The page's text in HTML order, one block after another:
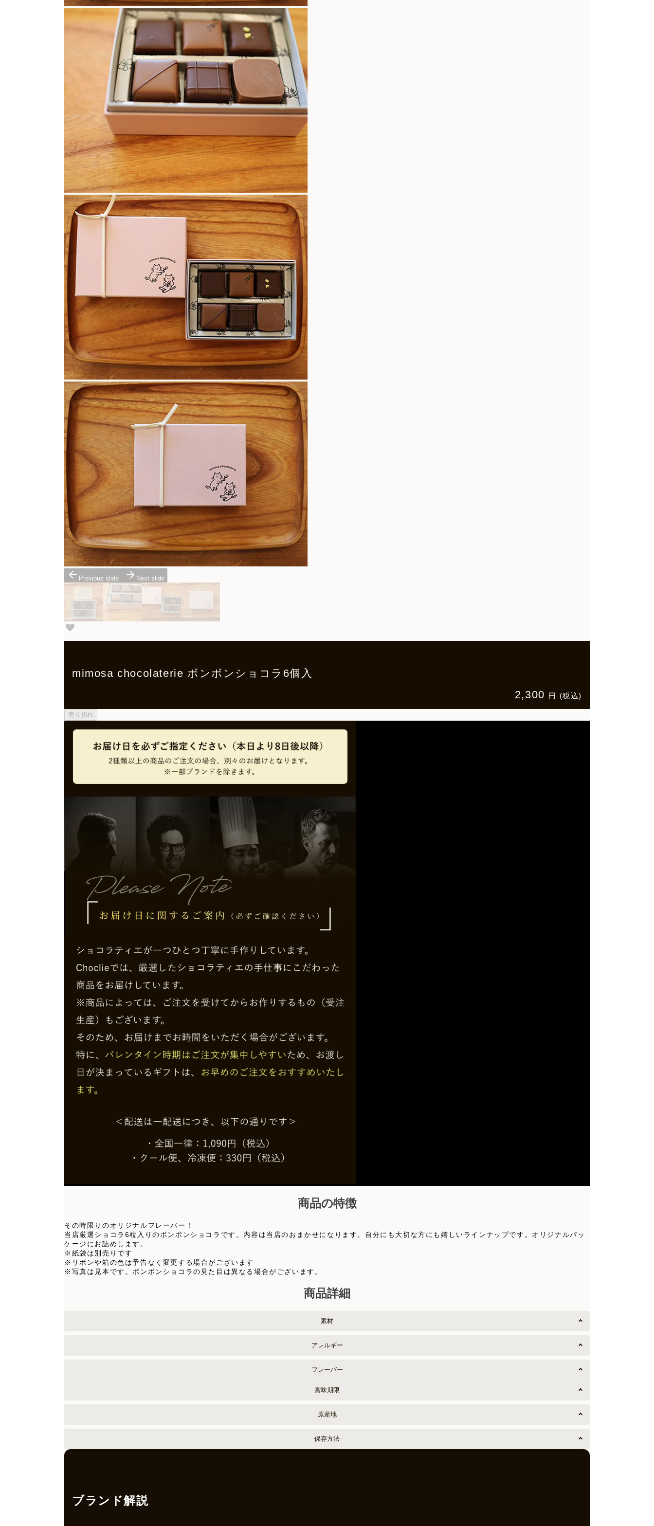
Previous slide Next slide
mimosa chocolaterie ボンボンショコラ6個入
2,300 円 (税込)
売り切れ
商品の特徴
その時限りのオリジナルフレーバー！
当店厳選ショコラ6粒入りのボンボンショコラです。内容は当店のおまかせになります。自分にも大切な方にも嬉しいラインナップです。オリジナルパッ
ケージにお詰めします。
※紙袋は別売りです
※リボンや箱の色は予告なく変更する場合がございます
※写真は見本です。ボンボンショコラの見た目は異なる場合がございます。
商品詳細
素材
アレルギー
フレーバー
賞味期限
原産地
保存方法
ブランド解説